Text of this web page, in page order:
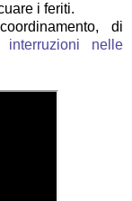
i feriti.
di
interruzioni nelle